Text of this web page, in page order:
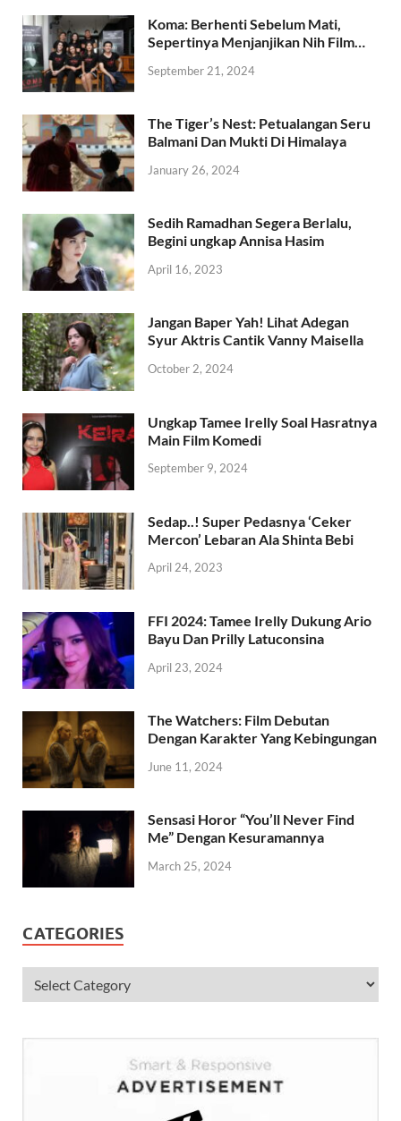
Koma: Berhenti Sebelum Mati,
Sepertinya Menjanjikan Nih Film…
September 21, 2024
The Tiger’s Nest: Petualangan Seru
Balmani Dan Mukti Di Himalaya
January 26, 2024
Sedih Ramadhan Segera Berlalu,
Begini ungkap Annisa Hasim
April 16, 2023
Jangan Baper Yah! Lihat Adegan
Syur Aktris Cantik Vanny Maisella
October 2, 2024
Ungkap Tamee Irelly Soal Hasratnya
Main Film Komedi
September 9, 2024
Sedap..! Super Pedasnya ‘Ceker
Mercon’ Lebaran Ala Shinta Bebi
April 24, 2023
FFI 2024: Tamee Irelly Dukung Ario
Bayu Dan Prilly Latuconsina
April 23, 2024
The Watchers: Film Debutan
Dengan Karakter Yang Kebingungan
June 11, 2024
Sensasi Horor “You’ll Never Find
Me” Dengan Kesuramannya
March 25, 2024
CATEGORIES